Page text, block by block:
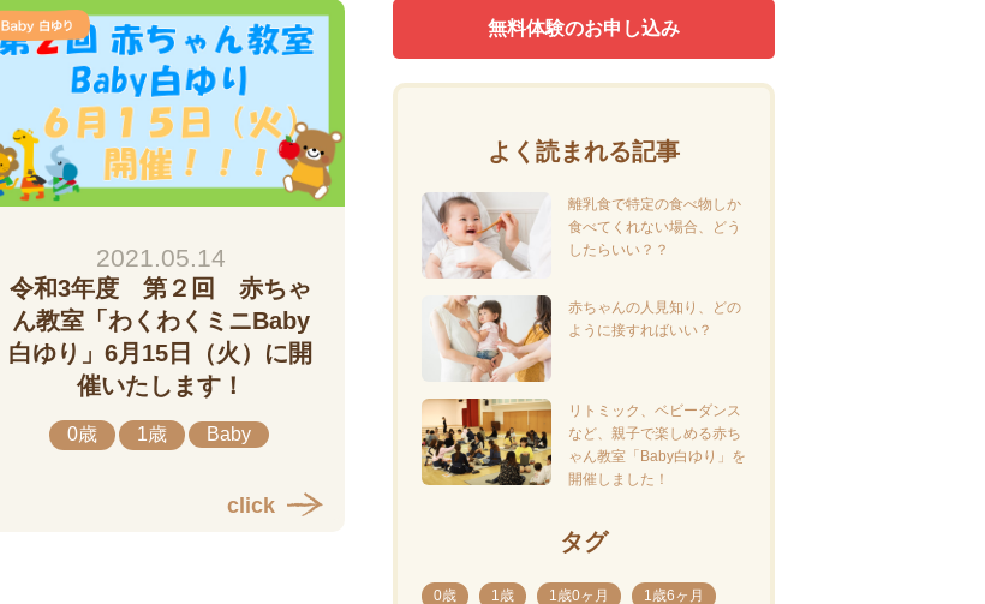
2021.05.14
令和3年度 第２回 赤ちゃ
ん教室「わくわくミニBaby
白ゆり」6月15日（火）に開
催いたします！
0歳 1歳 Baby
click
無料体験のお申し込み
よく読まれる記事
離乳食で特定の食べ物しか
食べてくれない場合、どう
したらいい？？
赤ちゃんの人見知り、どの
ように接すればいい？
リトミック、ベビーダンス
など、親子で楽しめる赤ち
ゃん教室「Baby白ゆり」を
開催しました！
タグ
0歳 1歳 1歳0ヶ月 1歳6ヶ月